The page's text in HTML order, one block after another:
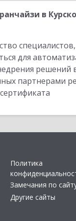
в
для
решений
партнерами
Политика
Замечания по
Другие сайты